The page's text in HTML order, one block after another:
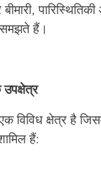
पारिस्थितिकी
समझते हैं।
उपक्षेत्र
एक विविध क्षेत्र है
हैं: